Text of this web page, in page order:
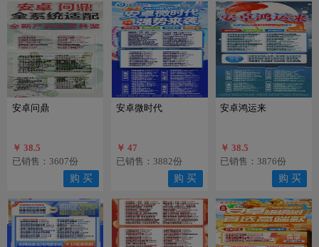
安卓问鼎
￥ 38.5
已销售：3607份
购 买
安卓微时代
￥ 47
已销售：3882份
购 买
安卓鸿运来
￥ 38.5
已销售：3876份
购 买
为您解决问题，可节省双方时间。